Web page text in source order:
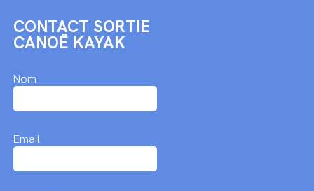
CONTACT SORTIE
CANOË KAYAK
Nom
Email